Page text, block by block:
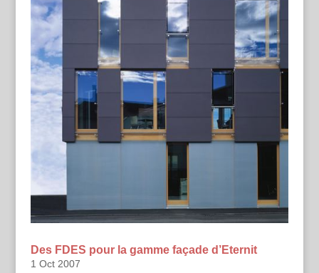
Des FDES pour la gamme façade d’Eternit
1 Oct 2007